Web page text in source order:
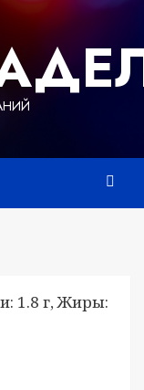
1.8 г, Жиры: